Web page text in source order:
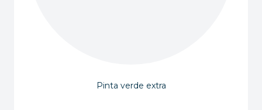
Pinta verde extra